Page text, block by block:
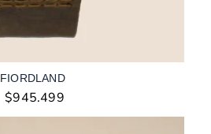
FIORDLAND
$945.499